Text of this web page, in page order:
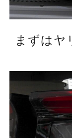
まずはヤ